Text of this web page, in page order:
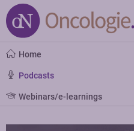
Home
Podcasts
Webinars/e-learnings